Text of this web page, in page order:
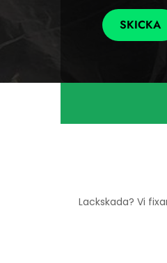
Lackskada? Vi